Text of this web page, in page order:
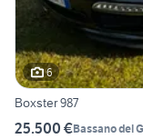
6
Boxster 987
25.500 €Bassano del